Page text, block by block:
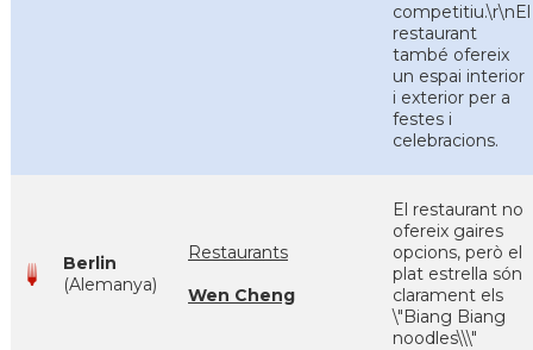
competitiu.\r\nEl
restaurant
també ofereix
un espai interior
i exterior per a
festes i
celebracions.
Berlin
(Alemanya)
Restaurants
Wen Cheng
El restaurant no
ofereix gaires
opcions, però el
plat estrella són
clarament els
\"Biang Biang
noodles\\\"